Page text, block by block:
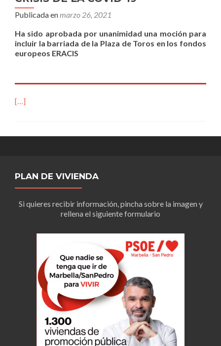
Publicada enmarzo 26, 2021
Ha sido aprobada por unanimidad una moción para
incluir la barriada de la Plaza de Toros en los fondos
europeos ERACIS
[…]
PLAN DE VIVIENDA
Si quieres recibir información, pincha sobre la imagen y
rellena el siguiente formulario